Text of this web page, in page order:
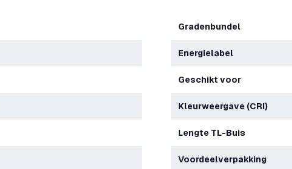
Gradenbundel
Energielabel
Geschikt voor
Kleurweergave (CRI)
Lengte TL-Buis
Voordeelverpakking